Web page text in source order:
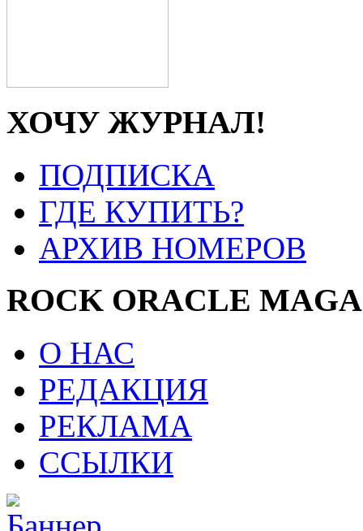
ХОЧУ ЖУРНАЛ!
ПОДПИСКА
ГДЕ КУПИТЬ?
АРХИВ НОМЕРОВ
ROCK ORACLE
О НАС
РЕДАКЦИЯ
РЕКЛАМА
ССЫЛКИ